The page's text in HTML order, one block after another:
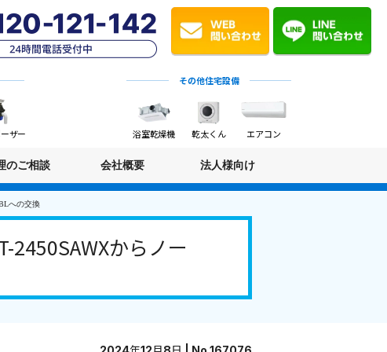
ザー
その他住宅設備
浴室乾燥機 乾太くん エアコン
のご相談 会社概要 法人様向け
への交換
からノー